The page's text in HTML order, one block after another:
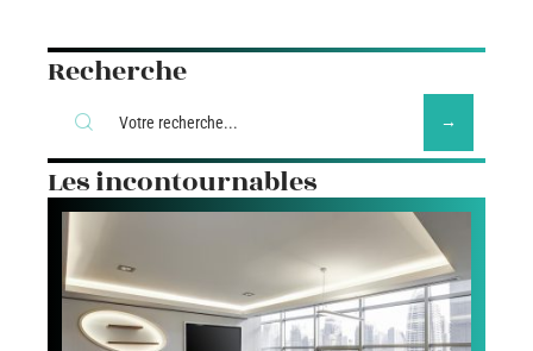
Recherche
Les incontournables